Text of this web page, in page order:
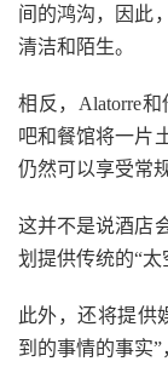
间的鸿沟，因此
清洁和陌生。
相反，Alatorre
吧和餐馆将一片
仍然可以享受常
这并不是说酒店
划提供传统的“太
此外，还将提供
到的事情的事实”